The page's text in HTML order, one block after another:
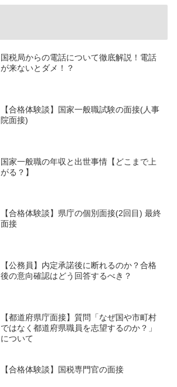
国税局からの電話について徹底解説！電話
が来ないとダメ！？
【合格体験談】国家一般職試験の面接(人事
院面接)
国家一般職の年収と出世事情【どこまで上
がる？】
【合格体験談】県庁の個別面接(2回目) 最終
面接
【公務員】内定承諾後に断れるのか？合格
後の意向確認はどう回答するべき？
【都道府県庁面接】質問「なぜ国や市町村
ではなく都道府県職員を志望するのか？」
について
【合格体験談】国税専門官の面接